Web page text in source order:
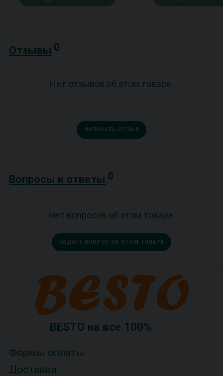
Отзывы 0
Нет отзывов об этом товаре.
НАПИСАТЬ ОТЗЫВ
Вопросы и ответы 0
Нет вопросов об этом товаре.
ЗАДАТЬ ВОПРОС ОБ ЭТОМ ТОВАРЕ
BESTO на все 100%
Формы оплаты
Доставка